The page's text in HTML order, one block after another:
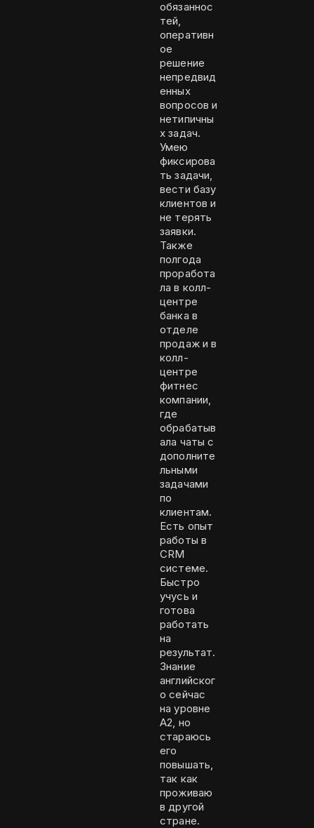
обязаннос
тей,
оперативн
ое
решение
непредвид
енных
вопросов и
нетипичны
х задач.
Умею
фиксирова
ть задачи,
вести базу
клиентов и
не терять
заявки.
Также
полгода
проработа
ла в колл-
центре
банка в
отделе
продаж и в
колл-
центре
фитнес
компании,
где
обрабатыв
ала чаты с
дополните
льными
задачами
по
клиентам.
Есть опыт
работы в
CRM
системе.
Быстро
учусь и
готова
работать
на
результат.
Знание
английског
о сейчас
на уровне
А2, но
стараюсь
его
повышать,
так как
проживаю
в другой
стране.